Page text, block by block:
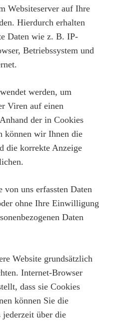
Websiteserver auf Ihre
Hierdurch erhalten
Daten wie z. B. IP-
Betriebssystem und
werden, um
Viren auf einen
der in Cookies
können wir Ihnen die
die korrekte Anzeige
uns erfassten Daten
ohne Ihre Einwilligung
Daten
Website grundsätzlich
Internet-Browser
dass sie Cookies
können Sie die
über die